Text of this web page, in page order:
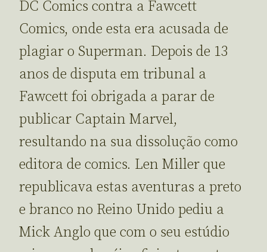
DC Comics contra a Fawcett
Comics, onde esta era acusada de
plagiar o Superman. Depois de 13
anos de disputa em tribunal a
Fawcett foi obrigada a parar de
publicar Captain Marvel,
resultando na sua dissolução como
editora de comics. Len Miller que
republicava estas aventuras a preto
e branco no Reino Unido pediu a
Mick Anglo que com o seu estúdio